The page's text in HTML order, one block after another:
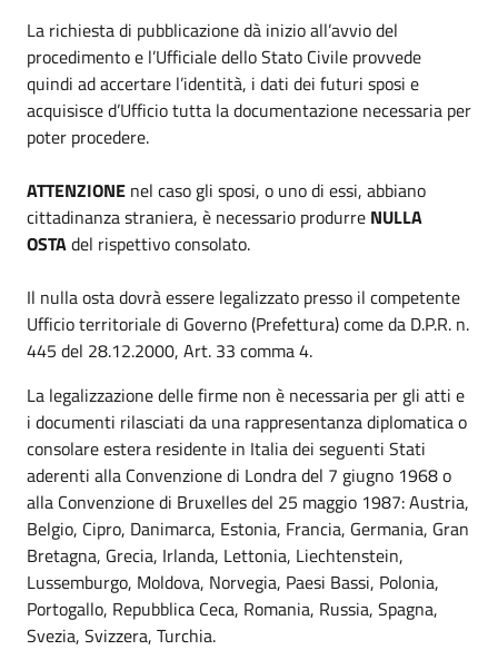
La richiesta di pubblicazione dà inizio all’avvio del
procedimento e l’Ufficiale dello Stato Civile provvede
quindi ad accertare l’identità, i dati dei futuri sposi e
acquisisce d’Ufficio tutta la documentazione necessaria per
poter procedere.
ATTENZIONE nel caso gli sposi, o uno di essi, abbiano
cittadinanza straniera, è necessario produrre NULLA
OSTAdel rispettivo consolato.
Il nulla osta dovrà essere legalizzato presso il competente
Ufficio territoriale di Governo (Prefettura) come da D.P.R. n.
445 del 28.12.2000, Art. 33 comma 4.
La legalizzazione delle firme non è necessaria per gli atti e
i documenti rilasciati da una rappresentanza diplomatica o
consolare estera residente in Italia dei seguenti Stati
aderenti alla Convenzione di Londra del 7 giugno 1968 o
alla Convenzione di Bruxelles del 25 maggio 1987: Austria,
Belgio, Cipro, Danimarca, Estonia, Francia, Germania, Gran
Bretagna, Grecia, Irlanda, Lettonia, Liechtenstein,
Lussemburgo, Moldova, Norvegia, Paesi Bassi, Polonia,
Portogallo, Repubblica Ceca, Romania, Russia, Spagna,
Svezia, Svizzera, Turchia.